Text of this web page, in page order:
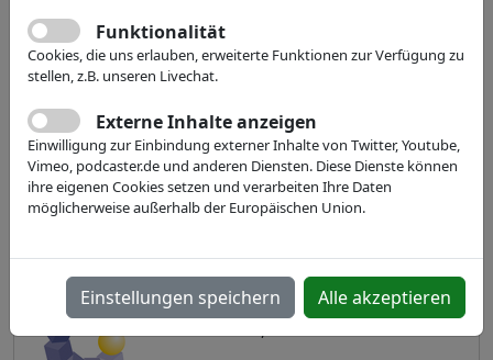
Webseite
COMPAMED 2022
Funktionalität
Cookies, die uns erlauben, erweiterte Funktionen zur Verfügung zu
stellen, z.B. unseren Livechat.
Externe Inhalte anzeigen
Einwilligung zur Einbindung externer Inhalte von Twitter, Youtube,
Vimeo, podcaster.de und anderen Diensten. Diese Dienste können
ihre eigenen Cookies setzen und verarbeiten Ihre Daten
möglicherweise außerhalb der Europäischen Union.
Einstellungen speichern Alle akzeptieren